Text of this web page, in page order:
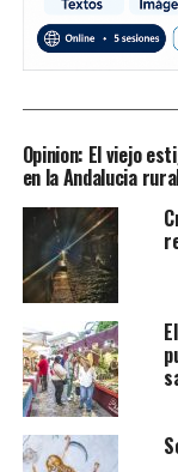
Opinion: El viejo
en la Andalucia